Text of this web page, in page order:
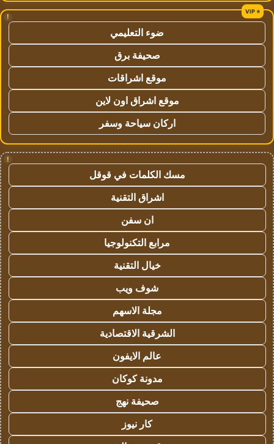
!
ضوء التعليمي
صحيفة برق
موقع اشراقات
موقع اشراق اون لاين
اركان سياحة وسفر
!
مسك الكلمات في قوقل
اشراق التقنية
ان سفن
مرابع التكنولوجيا
خيال التقنية
شوف ويب
مجلة الاسهم
الشرقية الاقتصادية
عالم الايفون
مدونة كوكان
صحيفة نهج
كار نيوز